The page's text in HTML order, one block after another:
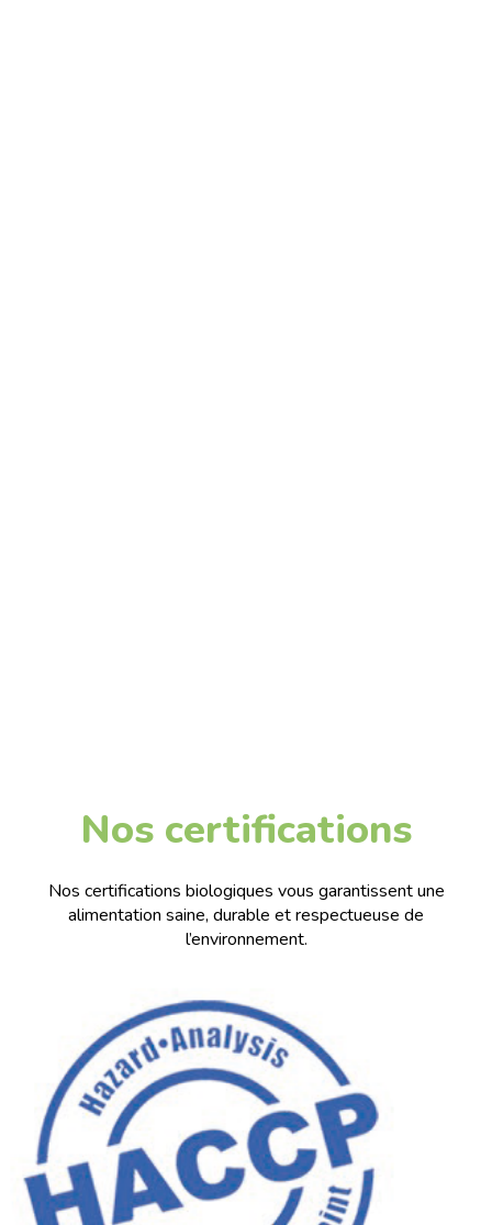
Nos certifications
Nos certifications biologiques vous garantissent une
alimentation saine, durable et respectueuse de
l’environnement.